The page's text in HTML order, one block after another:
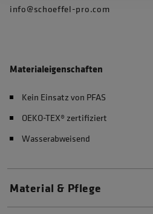
info@schoeffel-pro.com
Materialeigenschaften
Kein Einsatz von PFAS
OEKO-TEX® zertifiziert
Wasserabweisend
Material & Pflege